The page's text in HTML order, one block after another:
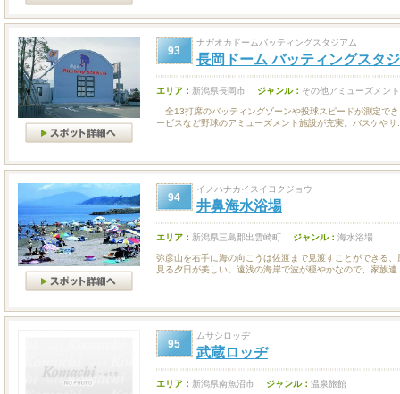
93
ナガオカドームバッティングスタジアム
長岡ドーム バッティングスタ
エリア： 新潟県長岡市 ジャンル： その他アミューズメント
全13打席のバッティングゾーンや投球スピードが測定で
ービスなど野球のアミューズメント施設が充実。バスケやサ
94
イノハナカイスイヨクジョウ
井鼻海水浴場
エリア： 新潟県三島郡出雲崎町 ジャンル： 海水浴場
弥彦山を右手に海の向こうは佐渡まで見渡すことができる
見る夕日が美しい。遠浅の海岸で波が穏やかなので、家族連
95
ムサシロッヂ
武蔵ロッヂ
エリア： 新潟県南魚沼市 ジャンル： 温泉旅館